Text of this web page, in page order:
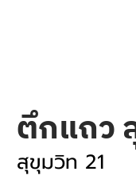
ตึกแถว
สุขุมวิท 21